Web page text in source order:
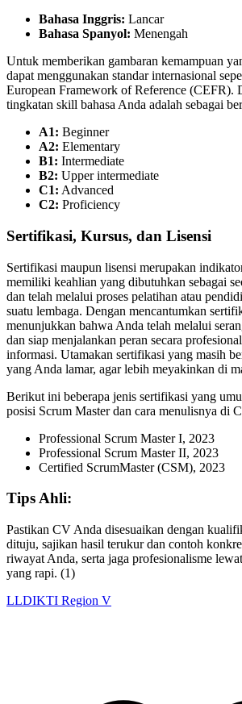
Bahasa Inggris: Lancar
Bahasa Spanyol: Menengah
Untuk memberikan gambaran kemampuan
dapat menggunakan standar internasional
European Framework of Reference (CEFR).
tingkatan skill bahasa Anda adalah sebagai
A1: Beginner
A2: Elementary
B1: Intermediate
B2: Upper intermediate
C1: Advanced
C2: Proficiency
Sertifikasi, Kursus, dan Lisensi
Sertifikasi maupun lisensi merupakan
memiliki keahlian yang dibutuhkan sebagai
dan telah melalui proses pelatihan atau
suatu lembaga. Dengan mencantumkan
menunjukkan bahwa Anda telah melalui
dan siap menjalankan peran secara
informasi. Utamakan sertifikasi yang masih
yang Anda lamar, agar lebih meyakinkan di
Berikut ini beberapa jenis sertifikasi yang
posisi Scrum Master dan cara menulisnya di
Professional Scrum Master I, 2023
Professional Scrum Master II, 2023
Certified ScrumMaster (CSM), 2023
Tips Ahli:
Pastikan CV Anda disesuaikan dengan
dituju, sajikan hasil terukur dan contoh
riwayat Anda, serta jaga profesionalisme
yang rapi. (1)
LLDIKTI Region V